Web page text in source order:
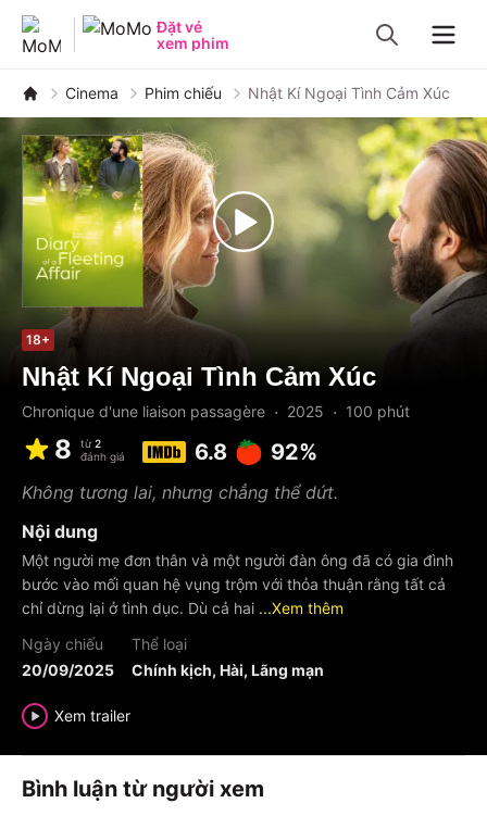
MoMo - Ứng dụng tài chính
Đặt vé
xem phim
Cinema Phim chiếu Nhật Kí Ngoại Tình Cảm Xúc
18+
Nhật Kí Ngoại Tình Cảm Xúc
Chronique d'une liaison passagère · 2025 · 100 phút
8 từ 2
đánh giá
6.8 92%
Không tương lai, nhưng chẳng thể dứt.
Nội dung
Một người mẹ đơn thân và một người đàn ông đã có gia đình
bước vào mối quan hệ vụng trộm với thỏa thuận rằng tất cả
chỉ dừng lại ở tình dục. Dù cả hai ...Xem thêm
Ngày chiếu
20/09/2025
Thể loại
Chính kịch, Hài, Lãng mạn
Xem trailer
Bình luận từ người xem